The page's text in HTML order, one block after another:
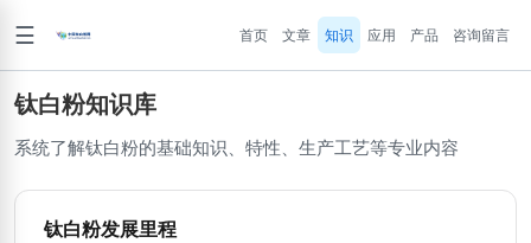
☰ 首页 文章 知识 应用 产品 咨询留言
钛白粉知识库
系统了解钛白粉的基础知识、特性、生产工艺等专业内容
钛白粉发展里程